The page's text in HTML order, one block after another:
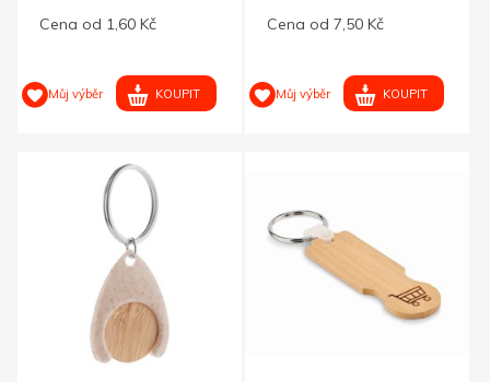
Cena od 1,60 Kč
Můj výběr KOUPIT
Cena od 7,50 Kč
Můj výběr KOUPIT